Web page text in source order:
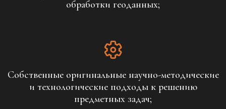
обработки геоданных;
Собственные оригинальные научно-методические
и технологические подходы к решению
предметных задач;